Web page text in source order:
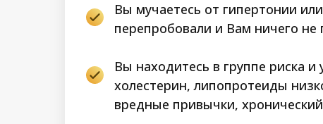
Вы мучаетесь от гипертонии
перепробовали и Вам ничего не
Вы находитесь в группе риска
холестерин, липопротеиды
вредные привычки, хронический